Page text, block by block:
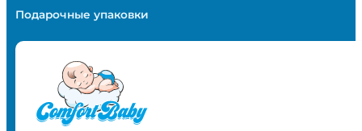
Подарочные упаковки